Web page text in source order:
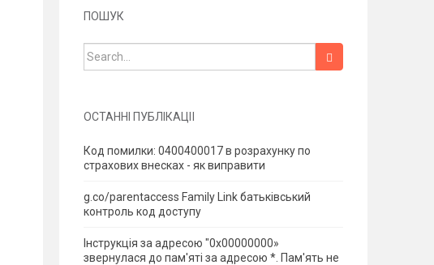
ПОШУК
Search for:
ОСТАННІ ПУБЛІКАЦІЇ
Код помилки: 0400400017 в розрахунку по
страхових внесках - як виправити
g.co/parentaccess Family Link батьківський
контроль код доступу
Інструкція за адресою "0x00000000»
звернулася до пам'яті за адресою *. Пам'ять не